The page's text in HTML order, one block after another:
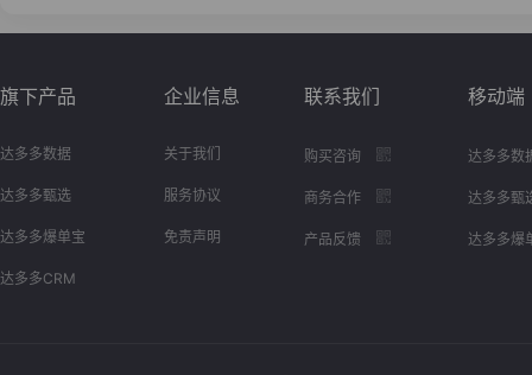
旗下产品
达多多数据
达多多甄选
达多多爆单宝
达多多CRM
企业信息
关于我们
服务协议
免责声明
联系我们
购买咨询
商务合作
产品反馈
移动端
达多多数
达多多甄
达多多爆